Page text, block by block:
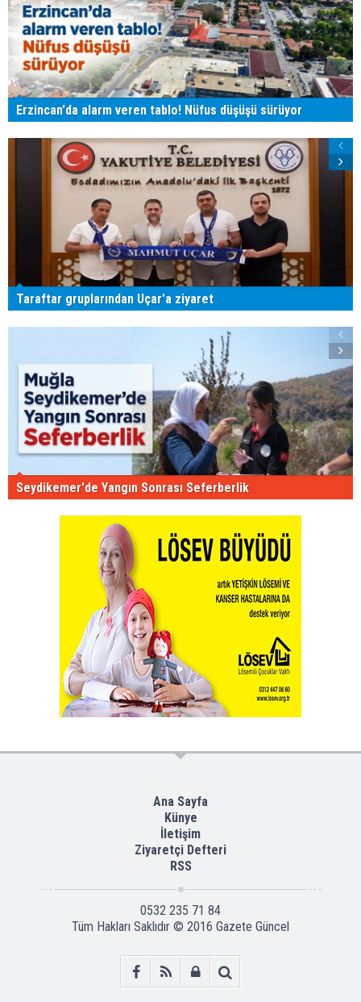
Erzincan'da alarm veren tablo! Nüfus düşüşü sürüyor
Taraftar gruplarından Uçar'a ziyaret
Seydikemer'de Yangın Sonrası Seferberlik
Ana Sayfa
Künye
İletişim
Ziyaretçi Defteri
RSS
0532 235 71 84
Tüm Hakları Saklıdır © 2016 Gazete Güncel